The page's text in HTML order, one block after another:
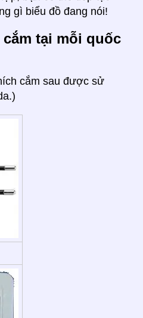
gì biểu đồ đang nói!
tại mỗi quốc
cắm sau được sử